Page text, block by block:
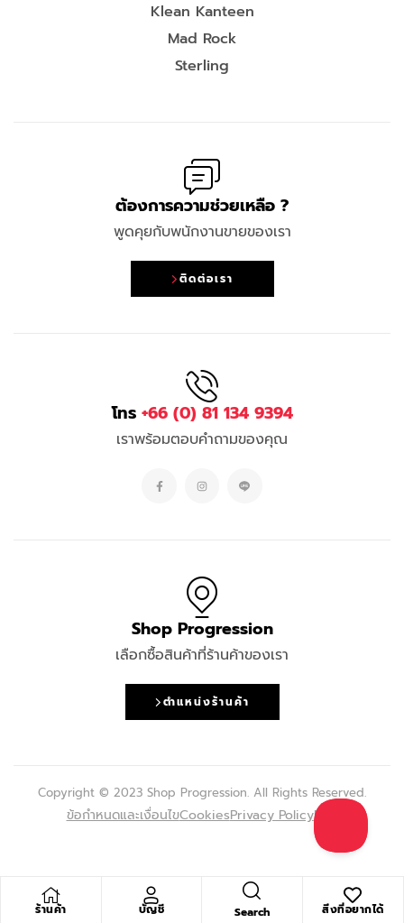
ร้านค้า บัญชี Search สิ่งที่อยากได้
Klean Kanteen
Mad Rock
Sterling
ต้องการความช่วยเหลือ ?
พูดคุยกับพนักงานขายของเรา
ติดต่อเรา
โทร +66 (0) 81 134 9394
เราพร้อมตอบคำถามของคุณ
Shop Progression
เลือกซื้อสินค้าที่ร้านค้าของเรา
ตำแหน่งร้านค้า
Copyright © 2023 Shop Progression. All Rights Reserved.
ข้อกำหนดและเงื่อนไขCookiesPrivacy PolicyFAQ